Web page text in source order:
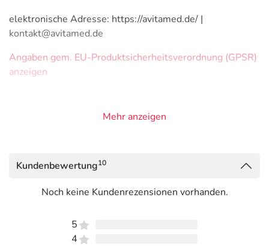
elektronische Adresse: https://avitamed.de/ |
kontakt@avitamed.de
Angaben gem. EU-Produktsicherheitsverordnung (GPSR)
anzeigen
Mehr anzeigen
Kundenbewertung10
Noch keine Kundenrezensionen vorhanden.
5
4